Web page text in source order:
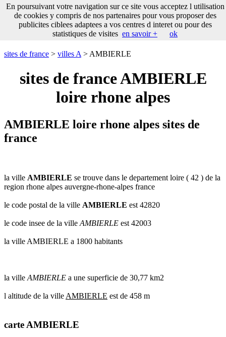
sites
france
par
J K L M
N
T
U
___
___
___ sites de france
sites de france > villes A > AMBIERLE
sites de france AMBIERLE
loire rhone alpes
AMBIERLE loire rhone alpes sites de
france
la ville AMBIERLE se trouve dans le departement loire ( 42 ) de la
region rhone alpes auvergne-rhone-alpes france
le code postal de la ville AMBIERLE est 42820
le code insee de la ville AMBIERLE est 42003
la ville AMBIERLE a 1800 habitants
la ville AMBIERLE a une superficie de 30,77 km2
l altitude de la ville AMBIERLE est de 458 m
carte AMBIERLE
En poursuivant votre navigation sur ce site vous acceptez l utilisation
de cookies y compris de nos partenaires pour vous proposer des
publicites ciblees adaptees a vos centres d interet ou pour des
statistiques de visites en savoir + ok